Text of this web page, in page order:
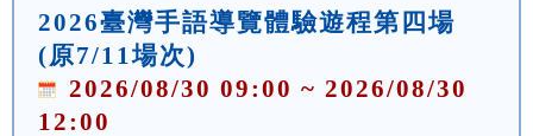
2026臺灣手語導覽體驗遊程第四場
(原7/11場次)
2026/08/30 09:00 ~ 2026/08/30
12:00